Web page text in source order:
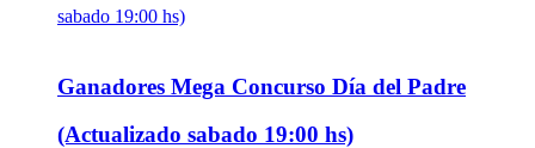
Ganadores Mega Concurso Día del Padre
(Actualizado sabado 19:00 hs)